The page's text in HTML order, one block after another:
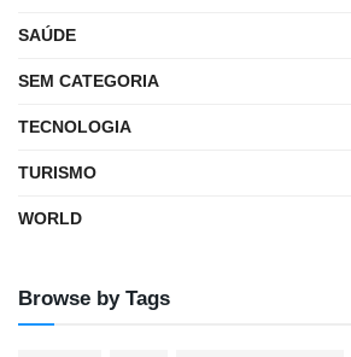
SAÚDE
SEM CATEGORIA
TECNOLOGIA
TURISMO
WORLD
Browse by Tags